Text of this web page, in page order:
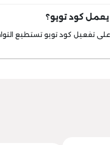
يعمل كود تويو؟
تفعيل كود تويو تستطيع